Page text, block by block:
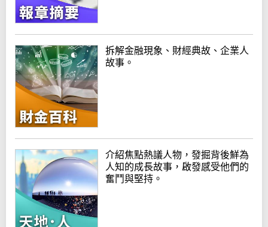
拆解金融現象、財經典故、企業人
故事。
介紹焦點熱議人物，發掘背後鮮為
人知的成長故事，啟發感受他們的
奮鬥與堅持。